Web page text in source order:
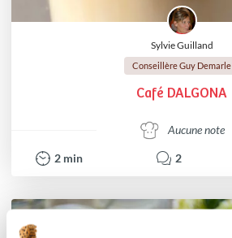
Sylvie Guilland
Conseillère Guy Demarle
Café DALGONA
Aucune note
2 min 2